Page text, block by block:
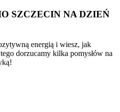
SZCZECIN NA DZIEŃ
energią i wiesz, jak
dorzucamy kilka pomysłów na